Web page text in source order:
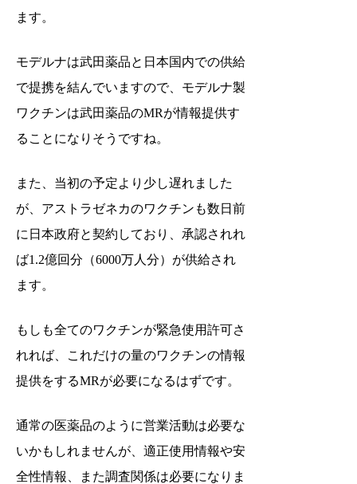
ます。
モデルナは武田薬品と日本国内での供給
で提携を結んでいますので、モデルナ製
ワクチンは武田薬品のMRが情報提供す
ることになりそうですね。
また、当初の予定より少し遅れました
が、アストラゼネカのワクチンも数日前
に日本政府と契約しており、承認されれ
ば1.2億回分（6000万人分）が供給され
ます。
もしも全てのワクチンが緊急使用許可さ
れれば、これだけの量のワクチンの情報
提供をするMRが必要になるはずです。
通常の医薬品のように営業活動は必要な
いかもしれませんが、適正使用情報や安
全性情報、また調査関係は必要になりま